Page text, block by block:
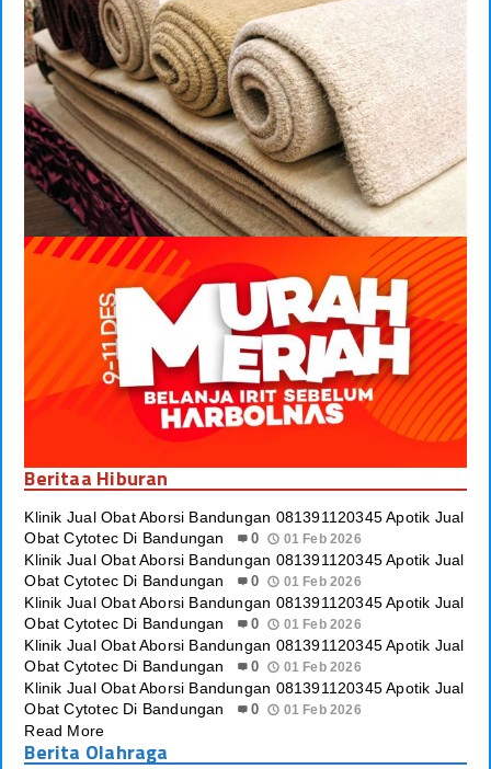
Beritaa Hiburan
Klinik Jual Obat Aborsi Bandungan 081391120345 Apotik Jual
Obat Cytotec Di Bandungan
0 01 Feb 2026
Klinik Jual Obat Aborsi Bandungan 081391120345 Apotik Jual
Obat Cytotec Di Bandungan
0 01 Feb 2026
Klinik Jual Obat Aborsi Bandungan 081391120345 Apotik Jual
Obat Cytotec Di Bandungan
0 01 Feb 2026
Klinik Jual Obat Aborsi Bandungan 081391120345 Apotik Jual
Obat Cytotec Di Bandungan
0 01 Feb 2026
Klinik Jual Obat Aborsi Bandungan 081391120345 Apotik Jual
Obat Cytotec Di Bandungan
0 01 Feb 2026
Read More
Berita Olahraga